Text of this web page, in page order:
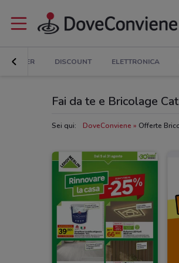
E SUPER DISCOUNT ELETTRONICA
Fai da te e Bricolage
Sei qui: DoveConviene Offerte